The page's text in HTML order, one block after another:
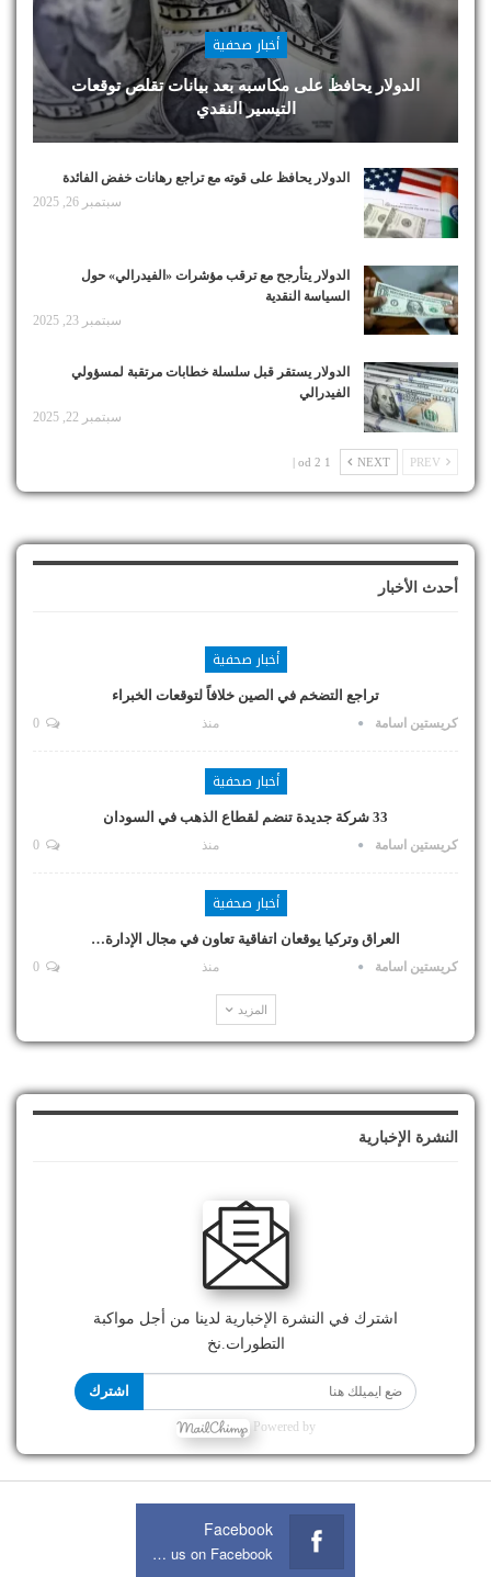
أخبار صحفية
الدولار يحافظ على مكاسبه بعد بيانات تقلص توقعات
التيسير النقدي
الدولار يحافظ على قوته مع تراجع رهانات خفض الفائدة
سبتمبر 26, 2025
الدولار يتأرجح مع ترقب مؤشرات «الفيدرالي» حول
السياسة النقدية
سبتمبر 23, 2025
الدولار يستقر قبل سلسلة خطابات مرتقبة لمسؤولي
الفيدرالي
سبتمبر 22, 2025
NEXT
1 od 2 |
أحدث الأخبار
أخبار صحفية
تراجع التضخم في الصين خلافاً لتوقعات الخبراء
كريستين اسامة منذ
أخبار صحفية
33 شركة جديدة تنضم لقطاع الذهب في السودان
كريستين اسامة منذ
أخبار صحفية
العراق وتركيا يوقعان اتفاقية تعاون في مجال الإدارة…
كريستين اسامة منذ
المزيد
النشرة الإخبارية
اشترك في النشرة الإخبارية لدينا من أجل مواكبة
التطورات.نخ
اشترك
Powered by
Facebook
Join us on Facebook